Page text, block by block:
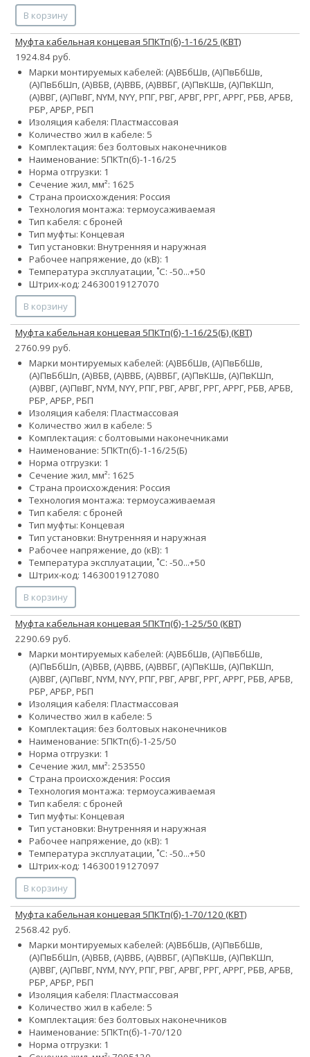
В корзину
Муфта кабельная концевая 5ПКТп(б)-1-16/25 (КВТ)
1924.84 руб.
Марки монтируемых кабелей: (А)ВБбШв, (А)ПвБбШв,
(А)ПвБбШп, (А)ВБВ, (А)ВВБ, (А)ВВБГ, (А)ПвКШв, (А)ПвКШп,
(А)ВВГ, (А)ПвВГ, NYM, NYY, РПГ, РВГ, АРВГ, РРГ, АРРГ, РБВ, АРБВ,
РБР, АРБР, РБП
Изоляция кабеля: Пластмассовая
Количество жил в кабеле: 5
Комплектация: без болтовых наконечников
Наименование: 5ПКТп(б)-1-16/25
Норма отгрузки: 1
Сечение жил, мм²: 1625
Страна происхождения: Россия
Технология монтажа: термоусаживаемая
Тип кабеля: с броней
Тип муфты: Концевая
Тип установки: Внутренняя и наружная
Рабочее напряжение, до (кВ): 1
Температура эксплуатации, ˚С: -50...+50
Штрих-код: 24630019127070
В корзину
Муфта кабельная концевая 5ПКТп(б)-1-16/25(Б) (КВТ)
2760.99 руб.
Марки монтируемых кабелей: (А)ВБбШв, (А)ПвБбШв,
(А)ПвБбШп, (А)ВБВ, (А)ВВБ, (А)ВВБГ, (А)ПвКШв, (А)ПвКШп,
(А)ВВГ, (А)ПвВГ, NYM, NYY, РПГ, РВГ, АРВГ, РРГ, АРРГ, РБВ, АРБВ,
РБР, АРБР, РБП
Изоляция кабеля: Пластмассовая
Количество жил в кабеле: 5
Комплектация: с болтовыми наконечниками
Наименование: 5ПКТп(б)-1-16/25(Б)
Норма отгрузки: 1
Сечение жил, мм²: 1625
Страна происхождения: Россия
Технология монтажа: термоусаживаемая
Тип кабеля: с броней
Тип муфты: Концевая
Тип установки: Внутренняя и наружная
Рабочее напряжение, до (кВ): 1
Температура эксплуатации, ˚С: -50...+50
Штрих-код: 14630019127080
В корзину
Муфта кабельная концевая 5ПКТп(б)-1-25/50 (КВТ)
2290.69 руб.
Марки монтируемых кабелей: (А)ВБбШв, (А)ПвБбШв,
(А)ПвБбШп, (А)ВБВ, (А)ВВБ, (А)ВВБГ, (А)ПвКШв, (А)ПвКШп,
(А)ВВГ, (А)ПвВГ, NYM, NYY, РПГ, РВГ, АРВГ, РРГ, АРРГ, РБВ, АРБВ,
РБР, АРБР, РБП
Изоляция кабеля: Пластмассовая
Количество жил в кабеле: 5
Комплектация: без болтовых наконечников
Наименование: 5ПКТп(б)-1-25/50
Норма отгрузки: 1
Сечение жил, мм²: 253550
Страна происхождения: Россия
Технология монтажа: термоусаживаемая
Тип кабеля: с броней
Тип муфты: Концевая
Тип установки: Внутренняя и наружная
Рабочее напряжение, до (кВ): 1
Температура эксплуатации, ˚С: -50...+50
Штрих-код: 14630019127097
В корзину
Муфта кабельная концевая 5ПКТп(б)-1-70/120 (КВТ)
2568.42 руб.
Марки монтируемых кабелей: (А)ВБбШв, (А)ПвБбШв,
(А)ПвБбШп, (А)ВБВ, (А)ВВБ, (А)ВВБГ, (А)ПвКШв, (А)ПвКШп,
(А)ВВГ, (А)ПвВГ, NYM, NYY, РПГ, РВГ, АРВГ, РРГ, АРРГ, РБВ, АРБВ,
РБР, АРБР, РБП
Изоляция кабеля: Пластмассовая
Количество жил в кабеле: 5
Комплектация: без болтовых наконечников
Наименование: 5ПКТп(б)-1-70/120
Норма отгрузки: 1